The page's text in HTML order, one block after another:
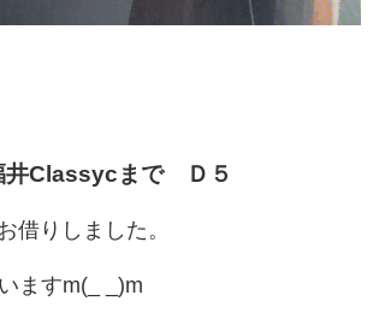
井Classycまで Ｄ５
借りしました。
ますm(_ _)m